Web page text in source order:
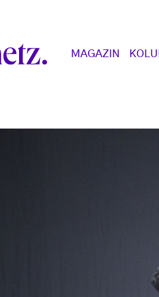
Main navigation
MAGAZIN